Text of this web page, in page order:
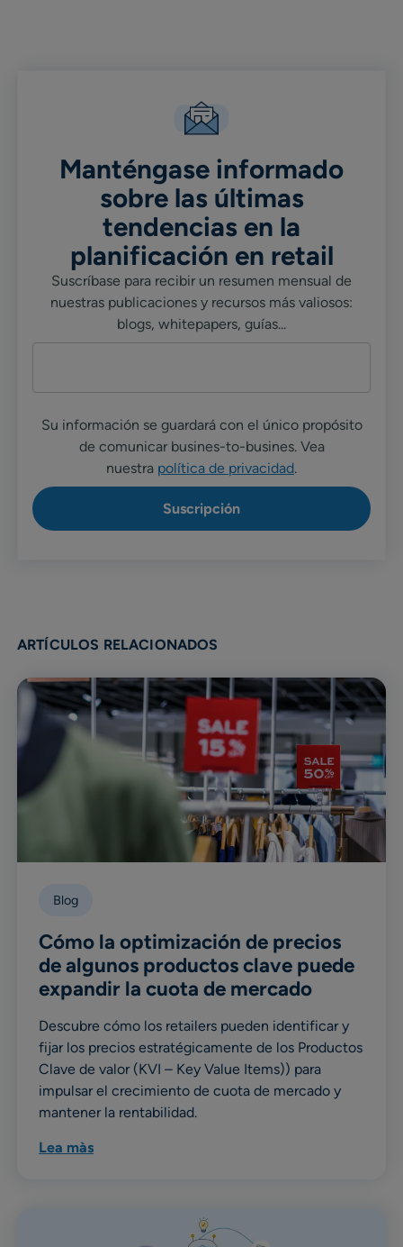
Manténgase informado
sobre las últimas
tendencias en la
planificación en retail
Suscríbase para recibir un resumen mensual de
nuestras publicaciones y recursos más valiosos:
blogs, whitepapers, guías...
Su información se guardará con el único propósito
de comunicar busines-to-busines. Vea
nuestra política de privacidad.
ARTÍCULOS RELACIONADOS
Blog
Cómo la optimización de precios
de algunos productos clave puede
expandir la cuota de mercado
Descubre cómo los retailers pueden identificar y
fijar los precios estratégicamente de los Productos
Clave de valor (KVI – Key Value Items)) para
impulsar el crecimiento de cuota de mercado y
mantener la rentabilidad.
Lea màs